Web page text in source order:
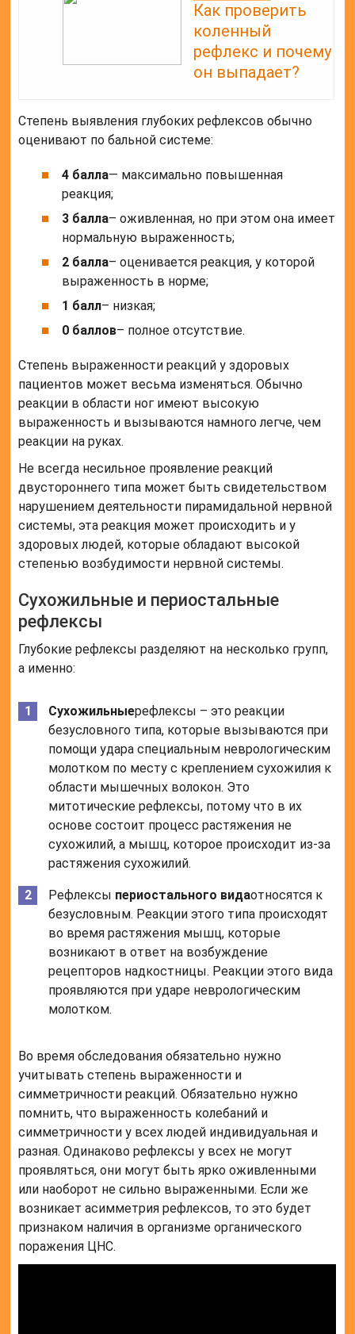
Как проверить
коленный
рефлекс и почему
он выпадает?
Степень выявления глубоких рефлексов обычно
оценивают по бальной системе:
4 балла— максимально повышенная
реакция;
3 балла– оживленная, но при этом она имеет
нормальную выраженность;
2 балла– оценивается реакция, у которой
выраженность в норме;
1 балл– низкая;
0 баллов– полное отсутствие.
Степень выраженности реакций у здоровых
пациентов может весьма изменяться. Обычно
реакции в области ног имеют высокую
выраженность и вызываются намного легче, чем
реакции на руках.
Не всегда несильное проявление реакций
двустороннего типа может быть свидетельством
нарушением деятельности пирамидальной нервной
системы, эта реакция может происходить и у
здоровых людей, которые обладают высокой
степенью возбудимости нервной системы.
Сухожильные и периостальные
рефлексы
Глубокие рефлексы разделяют на несколько групп,
а именно:
Сухожильныерефлексы – это реакции
безусловного типа, которые вызываются при
помощи удара специальным неврологическим
молотком по месту с креплением сухожилия к
области мышечных волокон. Это
митотические рефлексы, потому что в их
основе состоит процесс растяжения не
сухожилий, а мышц, которое происходит из-за
растяжения сухожилий.
Рефлексы периостального видаотносятся к
безусловным. Реакции этого типа происходят
во время растяжения мышц, которые
возникают в ответ на возбуждение
рецепторов надкостницы. Реакции этого вида
проявляются при ударе неврологическим
молотком.
Во время обследования обязательно нужно
учитывать степень выраженности и
симметричности реакций. Обязательно нужно
помнить, что выраженность колебаний и
симметричности у всех людей индивидуальная и
разная. Одинаково рефлексы у всех не могут
проявляться, они могут быть ярко оживленными
или наоборот не сильно выраженными. Если же
возникает асимметрия рефлексов, то это будет
признаком наличия в организме органического
поражения ЦНС.